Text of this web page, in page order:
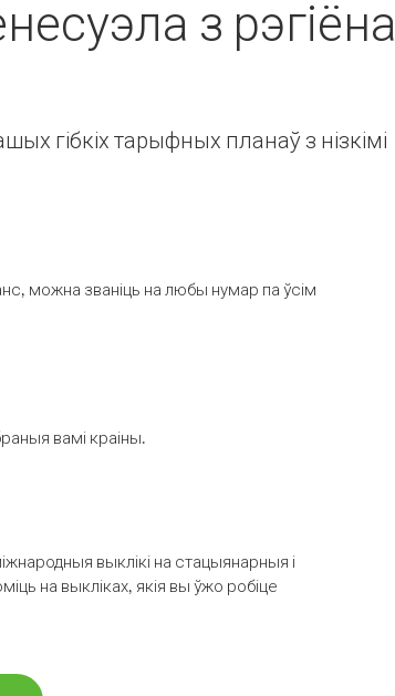
з рэгіёна
гібкіх тарыфных планаў з нізкімі
можна званіць на любы нумар па ўсім
вамі краіны.
выклікі на стацыянарныя і
на выкліках, якія вы ўжо робіце